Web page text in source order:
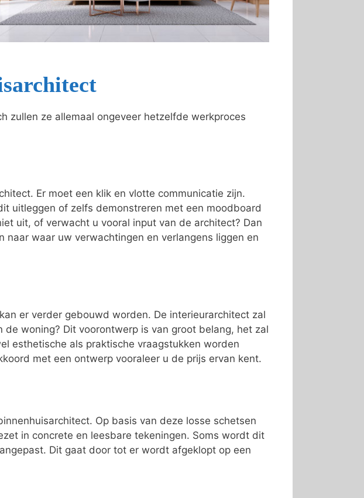
zullen ze allemaal ongeveer hetzelfde werkproces
Er moet een klik en vlotte communicatie zijn.
uitleggen of zelfs demonstreren met een moodboard
uit, of verwacht u vooral input van de architect? Dan
waar uw verwachtingen en verlangens liggen en
er verder gebouwd worden. De interieurarchitect zal
woning? Dit voorontwerp is van groot belang, het zal
esthetische als praktische vraagstukken worden
met een ontwerp vooraleer u de prijs ervan kent.
Op basis van deze losse schetsen
in concrete en leesbare tekeningen. Soms wordt dit
Dit gaat door tot er wordt afgeklopt op een